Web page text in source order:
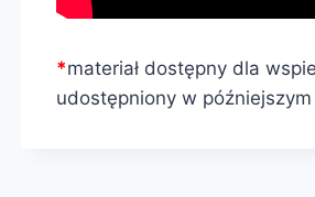
*materiał dostępny dla
udostępniony w